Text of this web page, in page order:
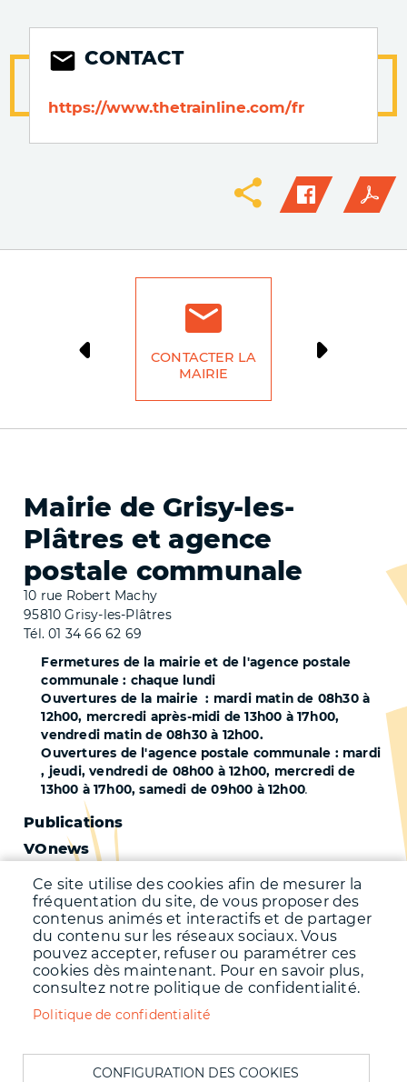
CONTACT
https://www.thetrainline.com/fr
CONTACTER LA
MAIRIE
Mairie de Grisy-les-
Plâtres et agence
postale communale
10 rue Robert Machy
95810 Grisy-les-Plâtres
Tél. 01 34 66 62 69
Fermetures de la mairie et de l'agence postale
communale : chaque lundi
Ouvertures de la mairie : mardi matin de 08h30 à
12h00, mercredi après-midi de 13h00 à 17h00,
vendredi matin de 08h30 à 12h00.
Ouvertures de l'agence postale communale : mardi
, jeudi, vendredi de 08h00 à 12h00, mercredi de
13h00 à 17h00, samedi de 09h00 à 12h00.
Pied
de
page
-
Second
Publications
VOnews
Trafic
Qualité de l'air
Qualité de l'eau
Météo
Menu
Pied
de
Accueil
Mentions légales
Accessibilité : Non conforme
Ce site utilise des cookies afin de mesurer la
fréquentation du site, de vous proposer des
contenus animés et interactifs et de partager
du contenu sur les réseaux sociaux. Vous
pouvez accepter, refuser ou paramétrer ces
cookies dès maintenant. Pour en savoir plus,
consultez notre politique de confidentialité.
Politique de confidentialité
CONFIGURATION DES COOKIES